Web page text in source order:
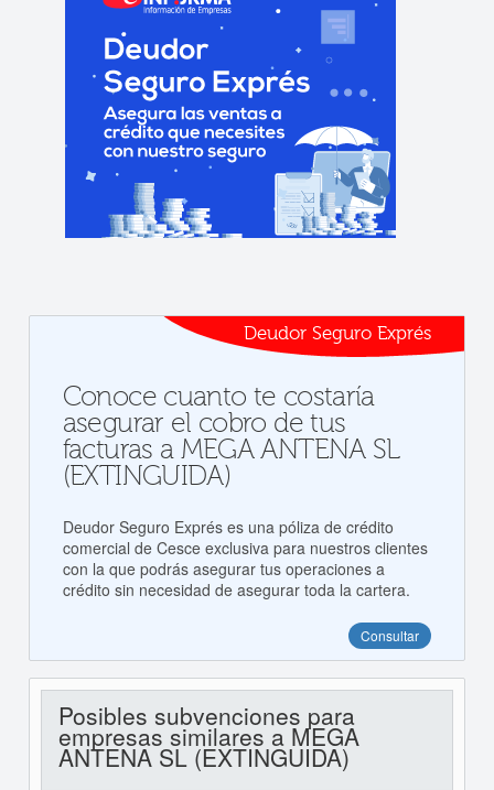
Deudor Seguro Exprés
Conoce cuanto te costaría
asegurar el cobro de tus
facturas a MEGA ANTENA SL
(EXTINGUIDA)
Deudor Seguro Exprés es una póliza de crédito
comercial de Cesce exclusiva para nuestros clientes
con la que podrás asegurar tus operaciones a
crédito sin necesidad de asegurar toda la cartera.
Consultar
Posibles subvenciones para
empresas similares a MEGA
ANTENA SL (EXTINGUIDA)